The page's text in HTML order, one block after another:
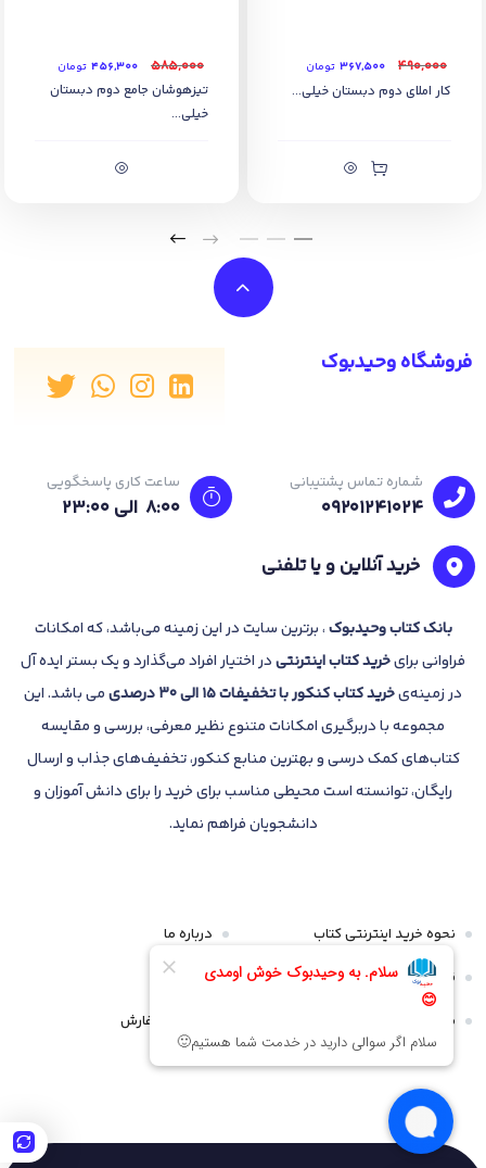
۴۹۰,۰۰۰ ۳۶۷,۵۰۰ تومان
کار املای دوم دبستان خیلی...
۵۸۵,۰۰۰ ۴۵۶,۳۰۰ تومان
تیزهوشان جامع دوم دبستان
خیلی...
فروشگاه وحیدبوک
شماره تماس پشتیبانی
09201241024
ساعت کاری پاسخگویی
8:00 الی 23:۰۰
خرید آنلاین و یا تلفنی
بانککتاب وحیدبوک، برترین سایت در این زمینه می‌باشد، که امکانات
فراوانی برایخرید کتاباینترنتیدر اختیار افراد می‌گذارد و یک بستر ایده آل
در زمینه‌یخرید کتاب کنکور با تخفیفات 15 الی 30 درصدی
می باشد. این
مجموعه با دربرگیری امکانات متنوع نظیر معرفی، بررسی و مقایسه
کتاب‌های کمک درسی و بهترین منابع کنکور، تخفیف‌های جذاب و ارسال
رایگان، توانسته است محیطی مناسب برای خرید را برای دانش آموزان و
دانشجویان فراهم نماید.
نحوه خرید اینترنتی کتاب
قوانین و مقررات
سیاست مرجوعی و عودت
درباره ما
تماس با ما
پیگیری سفارش